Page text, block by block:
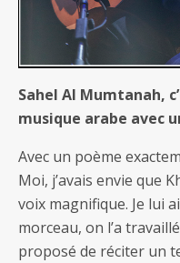
Sahel Al Mumtanah,
musique arabe avec
Avec un poème
Moi, j’avais envie que
voix magnifique. Je lui
morceau, on l’a
proposé de réciter un